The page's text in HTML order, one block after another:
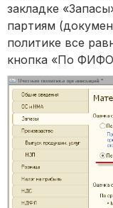
закладке
партиям
политике все
кнопка «По